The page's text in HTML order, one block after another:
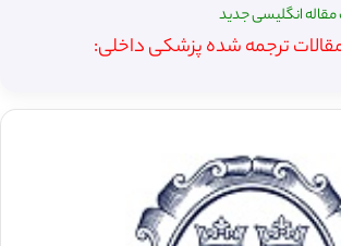
انگلیسی جدید
ترجمه شده پزشکی داخلی: